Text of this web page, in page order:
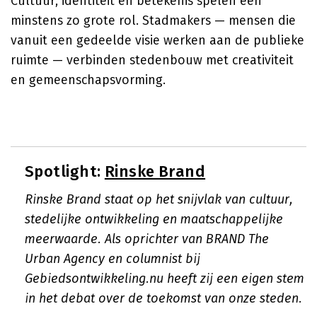
minstens zo grote rol. Stadmakers — mensen die
vanuit een gedeelde visie werken aan de publieke
ruimte — verbinden stedenbouw met creativiteit
en gemeenschapsvorming.
Spotlight: Rinske Brand
Rinske Brand staat op het snijvlak van cultuur,
stedelijke ontwikkeling en maatschappelijke
meerwaarde. Als oprichter van BRAND The
Urban Agency en columnist bij
Gebiedsontwikkeling.nu heeft zij een eigen stem
in het debat over de toekomst van onze steden.